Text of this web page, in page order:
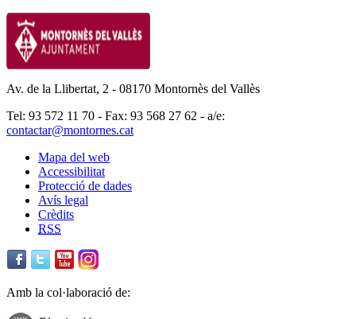
Av. de la Llibertat, 2 - 08170 Montornès del Vallès
Tel: 93 572 11 70 - Fax: 93 568 27 62 - a/e:
contactar@montornes.cat
Mapa del web
Accessibilitat
Protecció de dades
Avís legal
Crèdits
RSS
Amb la col·laboració de: